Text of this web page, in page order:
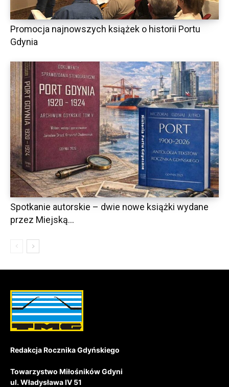
Promocja najnowszych książek o historii Portu
Gdynia
Spotkanie autorskie – dwie nowe książki wydane
przez Miejską...
Redakcja Rocznika Gdyńskiego
Towarzystwo Miłośników Gdyni
ul. Władysława IV 51